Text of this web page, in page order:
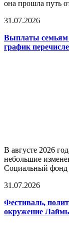
она прошла путь
31.07.2026
Выплаты семьям
график
В августе 2026
небольшие
Социальный фонд
31.07.2026
Фестиваль,
окружение